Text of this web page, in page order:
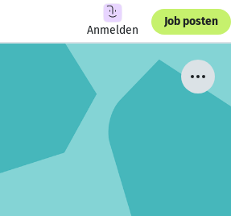
Anmelden
Job posten